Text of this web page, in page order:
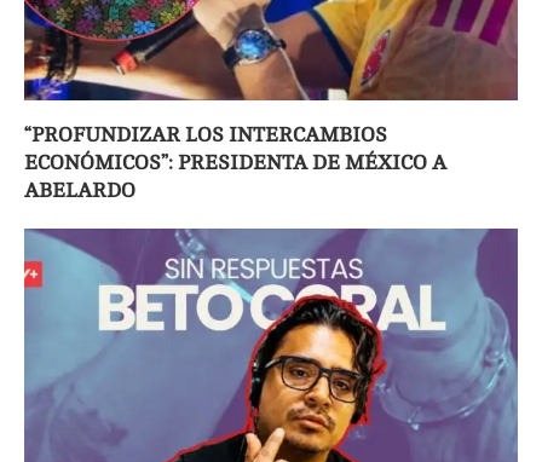
“PROFUNDIZAR LOS INTERCAMBIOS
ECONÓMICOS”: PRESIDENTA DE MÉXICO A
ABELARDO